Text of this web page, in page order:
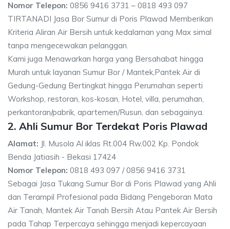
Nomor Telepon: 0856 9416 3731 – 0818 493 097
TIRTANADI Jasa Bor Sumur di Poris Plawad Memberikan
Kriteria Aliran Air Bersih untuk kedalaman yang Max simal
tanpa mengecewakan pelanggan.
Kami juga Menawarkan harga yang Bersahabat hingga
Murah untuk layanan Sumur Bor / Mantek,Pantek Air di
Gedung-Gedung Bertingkat hingga Perumahan seperti
Workshop, restoran, kos-kosan, Hotel, villa, perumahan,
perkantoran/pabrik, apartemen/Rusun, dan sebagainya.
2. Ahli Sumur Bor Terdekat Poris Plawad
Alamat: Jl. Musola Al iklas Rt.004 Rw.002 Kp. Pondok
Benda Jatiasih - Bekasi 17424
Nomor Telepon: 0818 493 097 / 0856 9416 3731
Sebagai Jasa Tukang Sumur Bor di Poris Plawad yang Ahli
dan Terampil Profesional pada Bidang Pengeboran Mata
Air Tanah, Mantek Air Tanah Bersih Atau Pantek Air Bersih
pada Tahap Terpercaya sehingga menjadi kepercayaan